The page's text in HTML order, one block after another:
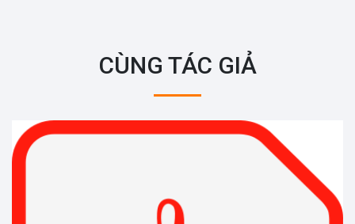
CÙNG TÁC GIẢ